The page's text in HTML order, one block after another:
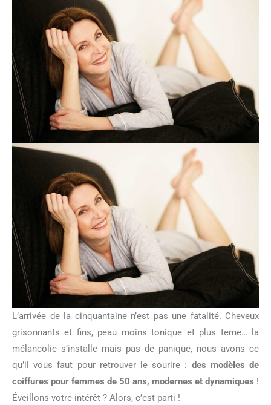
L’arrivée de la cinquantaine n’est pas une fatalité. Cheveux
grisonnants et fins, peau moins tonique et plus terne… la
mélancolie s’installe mais pas de panique, nous avons ce
qu’il vous faut pour retrouver le sourire : des modèles de
coiffures pour femmes de 50 ans, modernes et dynamiques !
Éveillons votre intérêt ? Alors, c’est parti !